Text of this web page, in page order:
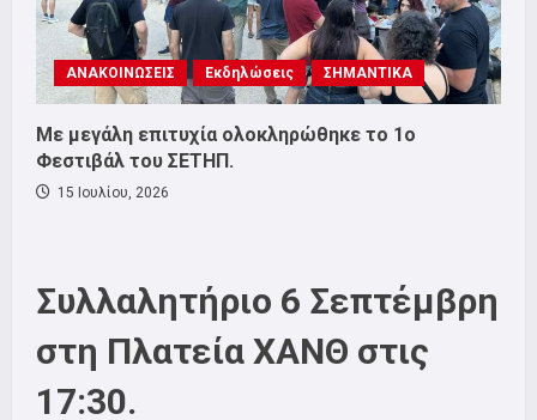
ΑΝΑΚΟΙΝΩΣΕΙΣ Εκδηλώσεις ΣΗΜΑΝΤΙΚΑ
Με μεγάλη επιτυχία ολοκληρώθηκε το 1ο
Φεστιβάλ του ΣΕΤΗΠ.
15 Ιουλίου, 2026
Συλλαλητήριο 6 Σεπτέμβρη
στη Πλατεία ΧΑΝΘ στις
17:30.